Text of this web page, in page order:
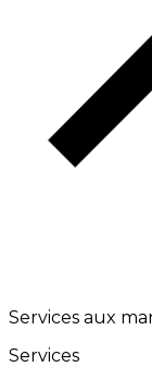
Services aux
Services